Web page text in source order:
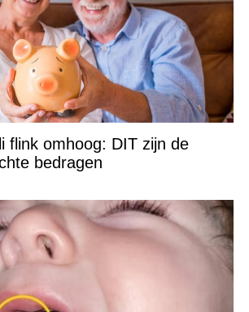
flink omhoog: DIT zijn de
bedragen